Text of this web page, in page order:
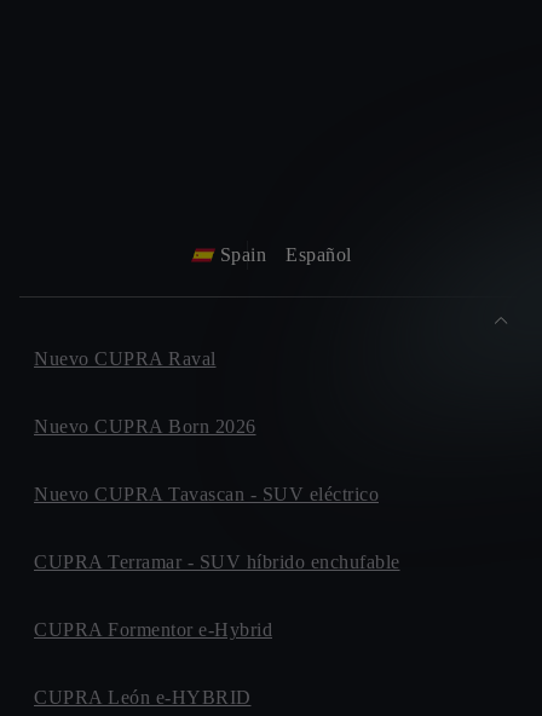
Spain Español
Nuevo CUPRA Raval
Nuevo CUPRA Born 2026
Nuevo CUPRA Tavascan - SUV eléctrico
CUPRA Terramar - SUV híbrido enchufable
CUPRA Formentor e-Hybrid
CUPRA León e-HYBRID